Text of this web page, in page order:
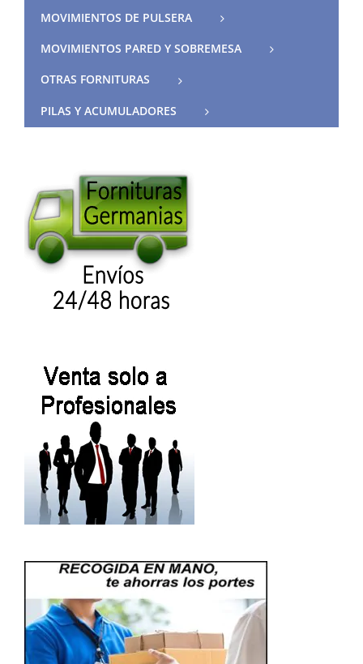
MOVIMIENTOS DE PULSERA
MOVIMIENTOS PARED Y SOBREMESA
OTRAS FORNITURAS
PILAS Y ACUMULADORES